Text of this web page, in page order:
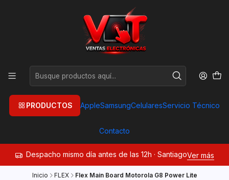
PRODUCTOS AppleSamsungCelularesServicio Técnico
Contacto
Despacho mismo día antes de las 12h · SantiagoVer más
Inicio FLEX Flex Main Board Motorola G8 Power Lite